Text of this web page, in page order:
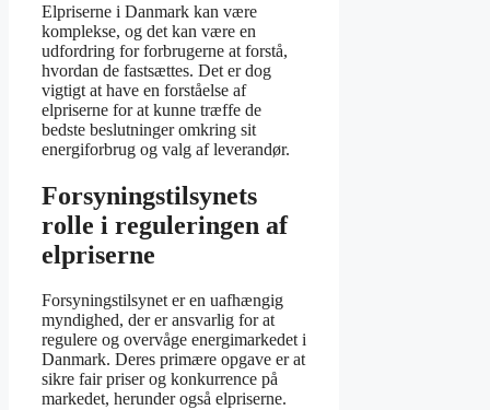
Elpriserne i Danmark kan være
komplekse, og det kan være en
udfordring for forbrugerne at forstå,
hvordan de fastsættes. Det er dog
vigtigt at have en forståelse af
elpriserne for at kunne træffe de
bedste beslutninger omkring sit
energiforbrug og valg af leverandør.
Forsyningstilsynets
rolle i reguleringen af
elpriserne
Forsyningstilsynet er en uafhængig
myndighed, der er ansvarlig for at
regulere og overvåge energimarkedet i
Danmark. Deres primære opgave er at
sikre fair priser og konkurrence på
markedet, herunder også elpriserne.